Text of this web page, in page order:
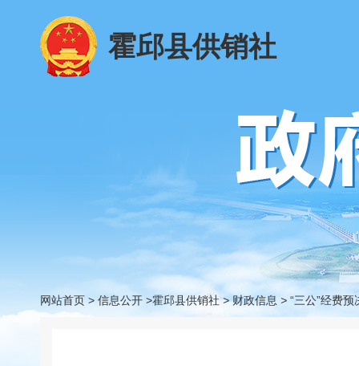
霍邱县供销社
网站首页 > 信息公开 >霍邱县供销社> 财政信息 > “三公”经费预